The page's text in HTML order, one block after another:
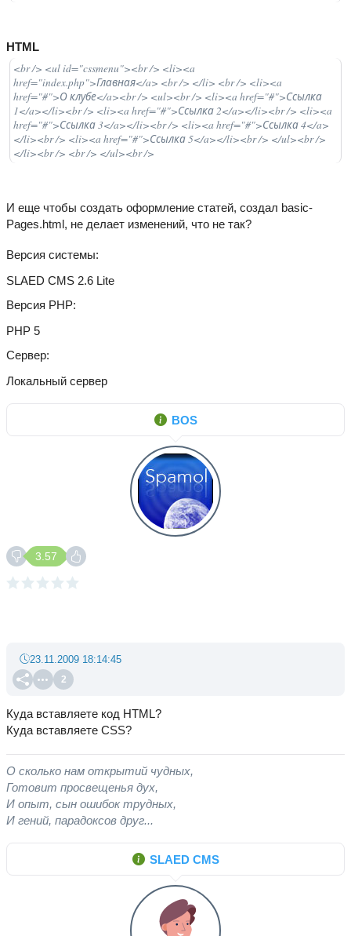
HTML
<br /> <ul id="cssmenu"><br /> <li><a
href="index.php">Главная</a> <br /> </li> <br /> <li><a
href="#">О клубе</a><br /> <ul><br /> <li><a href="#">Ссылка
1</a></li><br /> <li><a href="#">Ссылка 2</a></li><br /> <li><a
href="#">Ссылка 3</a></li><br /> <li><a href="#">Ссылка 4</a>
</li><br /> <li><a href="#">Ссылка 5</a></li><br /> </ul><br />
</li><br /> <br /> </ul><br />
И еще чтобы создать оформление статей, создал basic-
Pages.html, не делает изменений, что не так?
Версия системы
SLAED CMS 2.6 Lite
Версия PHP
PHP 5
Сервер
Локальный сервер
BOS
3.57
2
23.11.2009 18:14:45
Куда вставляете код HTML?
Куда вставляете CSS?
О сколько нам открытий чудных,
Готовит просвещенья дух,
И опыт, сын ошибок трудных,
И гений, парадоксов друг...
SLAED CMS